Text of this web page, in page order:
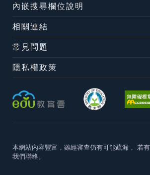
內嵌搜尋欄位說明
相關連結
常見問題
隱私權政策
本網站內容豐富，雖經審查仍有可能疏漏， 若
我們聯絡。